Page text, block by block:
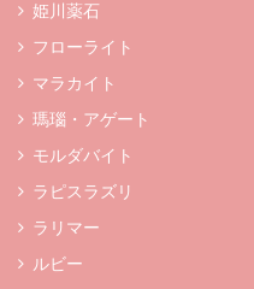
姫川薬石
フローライト
マラカイト
瑪瑙・アゲート
モルダバイト
ラピスラズリ
ラリマー
ルビー